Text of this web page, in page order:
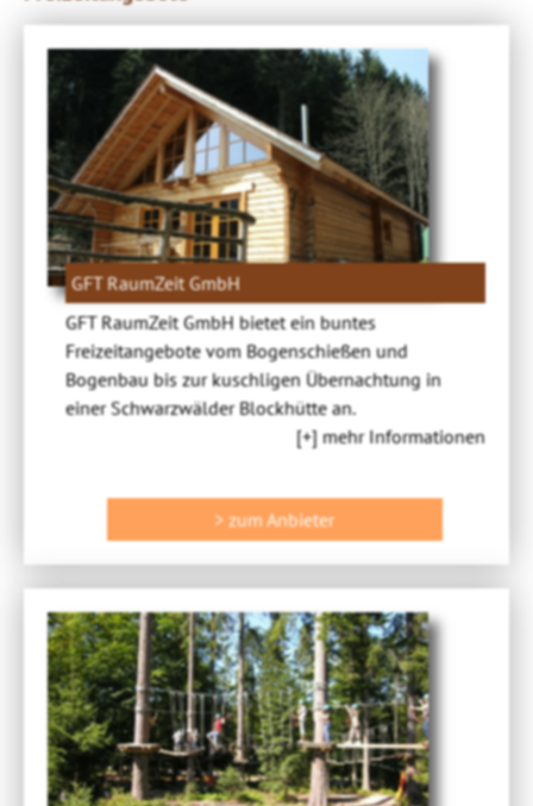
GFT RaumZeit GmbH
GFT RaumZeit GmbH bietet ein buntes
Freizeitangebote vom Bogenschießen und
Bogenbau bis zur kuschligen Übernachtung in
einer Schwarzwälder Blockhütte an.
[+] mehr Informationen
> zum Anbieter